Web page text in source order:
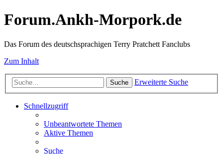
Forum.Ankh-Morpork.de
Das Forum des deutschsprachigen Terry Pratchett Fanclubs
Zum Inhalt
Suche Erweiterte Suche
Schnellzugriff
Unbeantwortete Themen
Aktive Themen
Suche